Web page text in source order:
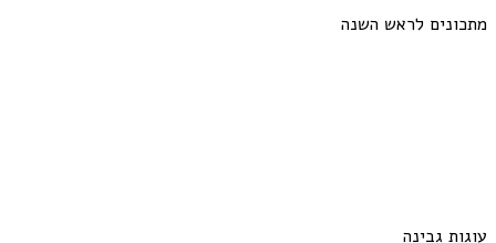
מתכונים לראש השנה
עוגות גבינה